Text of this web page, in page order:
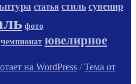
статья стиль сувенир
фото
чемпионат ювелирное
на WordPress / Тема от